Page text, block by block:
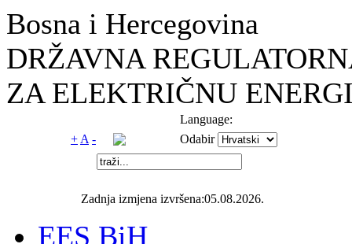
Bosna i Hercegovina
DRŽAVNA
ZA ELEKTRIČNU
Language:
+ A - Odabir
Zadnja izmjena izvršena:05.08.2026.
EES BiH